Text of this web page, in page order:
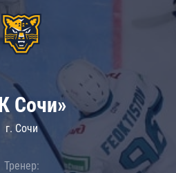
Сочи»
г. Сочи
Тренер: